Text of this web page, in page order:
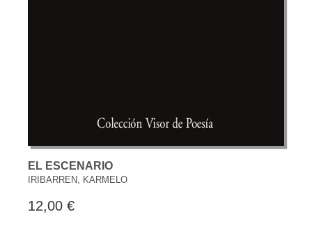
EL ESCENARIO
IRIBARREN, KARMELO
12,00 €